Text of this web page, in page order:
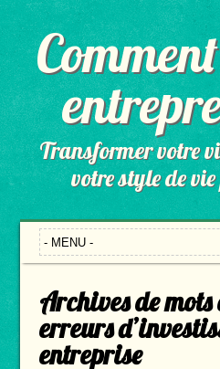
Transformer votre
votre style de
Archives de mots
erreurs
entreprise